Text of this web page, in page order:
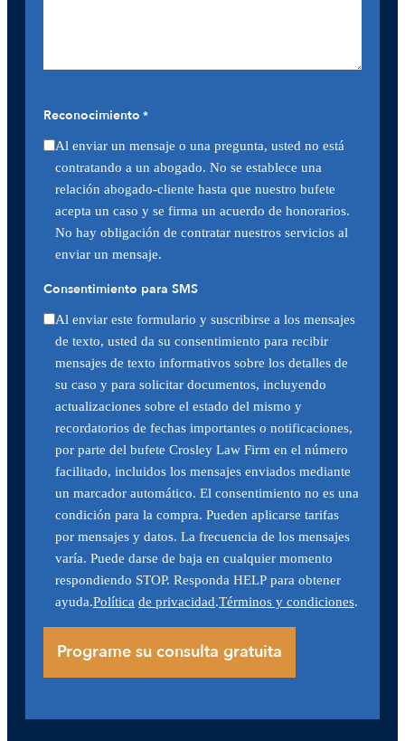
Reconocimiento *
Al enviar un mensaje o una pregunta, usted no está
contratando a un abogado. No se establece una
relación abogado-cliente hasta que nuestro bufete
acepta un caso y se firma un acuerdo de honorarios.
No hay obligación de contratar nuestros servicios al
enviar un mensaje.
Consentimiento para SMS
Al enviar este formulario y suscribirse a los mensajes
de texto, usted da su consentimiento para recibir
mensajes de texto informativos sobre los detalles de
su caso y para solicitar documentos, incluyendo
actualizaciones sobre el estado del mismo y
recordatorios de fechas importantes o notificaciones,
por parte del bufete Crosley Law Firm en el número
facilitado, incluidos los mensajes enviados mediante
un marcador automático. El consentimiento no es una
condición para la compra. Pueden aplicarse tarifas
por mensajes y datos. La frecuencia de los mensajes
varía. Puede darse de baja en cualquier momento
respondiendo STOP. Responda HELP para obtener
ayuda.Política de privacidad.Términos y condiciones.